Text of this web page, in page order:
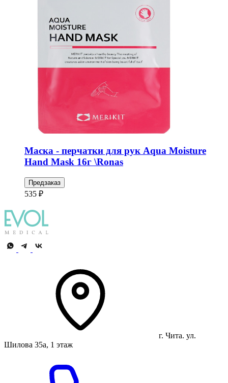
Маска - перчатки для рук Aqua Moisture
Hand Mask 16г \Ronas
Предзаказ
535 ₽
г. Чита. ул.
Шилова 35а, 1 этаж